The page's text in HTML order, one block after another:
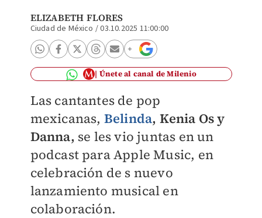
ELIZABETH FLORES
Ciudad de México /03.10.2025 11:00:00
Únete al canal de Milenio
Las cantantes de pop
mexicanas, Belinda, Kenia Os y
Danna, se les vio juntas en un
podcast para Apple Music, en
celebración de s nuevo
lanzamiento musical en
colaboración.